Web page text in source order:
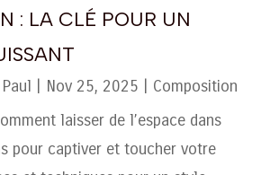
: LA CLÉ POUR UN
| Nov 25, 2025 | Composition
laisser de l’espace dans
pour captiver et toucher votre